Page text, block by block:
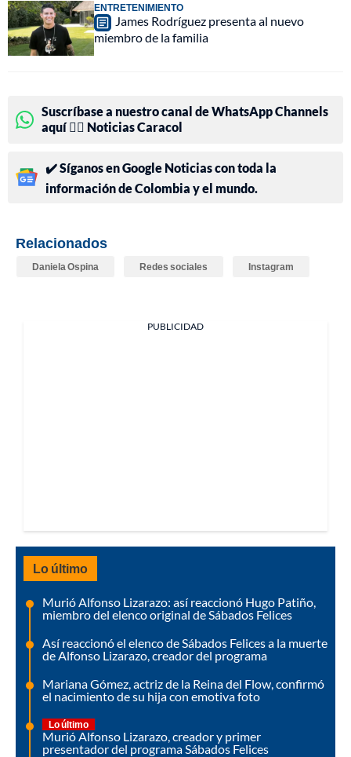
ENTRETENIMIENTO
James Rodríguez presenta al nuevo
miembro de la familia
Suscríbase a nuestro canal de WhatsApp Channels
aquí 👉🏻 Noticias Caracol
✔️ Síganos en Google Noticias con toda la
información de Colombia y el mundo.
Relacionados
Daniela Ospina Redes sociales Instagram
PUBLICIDAD
Lo último
Murió Alfonso Lizarazo: así reaccionó Hugo Patiño,
miembro del elenco original de Sábados Felices
Así reaccionó el elenco de Sábados Felices a la muerte
de Alfonso Lizarazo, creador del programa
Mariana Gómez, actriz de la Reina del Flow, confirmó
el nacimiento de su hija con emotiva foto
Lo último
Murió Alfonso Lizarazo, creador y primer
presentador del programa Sábados Felices